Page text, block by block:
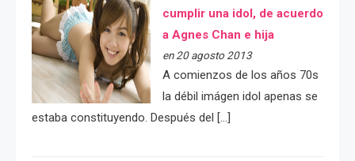
cumplir una idol, de acuerdo
a Agnes Chan e hija
en 20 agosto 2013
A comienzos de los años 70s
la débil imágen idol apenas se
estaba constituyendo. Después del […]